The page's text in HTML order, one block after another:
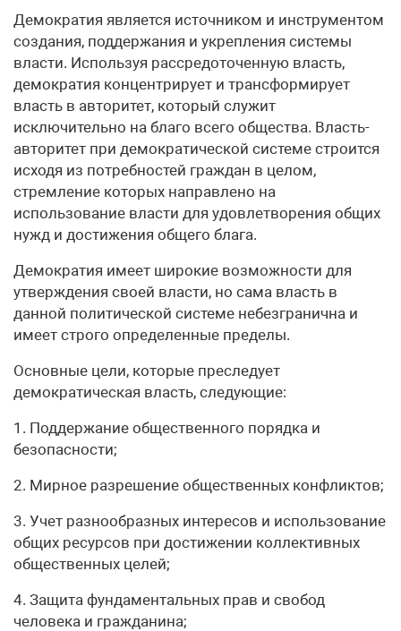
Демократия является источником и инструментом
создания, поддержания и укрепления системы
власти. Используя рассредоточенную власть,
демократия концентрирует и трансформирует
власть в авторитет, который служит
исключительно на благо всего общества. Власть-
авторитет при демократической системе строится
исходя из потребностей граждан в целом,
стремление которых направлено на
использование власти для удовлетворения общих
нужд и достижения общего блага.
Демократия имеет широкие возможности для
утверждения своей власти, но сама власть в
данной политической системе небезгранична и
имеет строго определенные пределы.
Основные цели, которые преследует
демократическая власть, следующие:
1. Поддержание общественного порядка и
безопасности;
2. Мирное разрешение общественных конфликтов;
3. Учет разнообразных интересов и использование
общих ресурсов при достижении коллективных
общественных целей;
4. Защита фундаментальных прав и свобод
человека и гражданина;